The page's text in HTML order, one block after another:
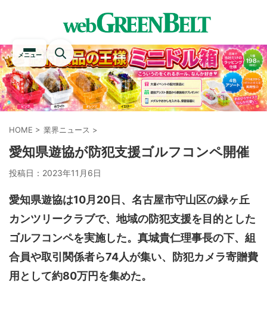
メニュー
HOME > 業界ニュース >
愛知県遊協が防犯支援ゴルフコンペ開催
投稿日： 2023年11月6日
愛知県遊協は10月20日、名古屋市守山区の緑ヶ丘
カンツリークラブで、地域の防犯支援を目的とした
ゴルフコンペを実施した。真城貴仁理事長の下、組
合員や取引関係者ら74人が集い、防犯カメラ寄贈費
用として約80万円を集めた。